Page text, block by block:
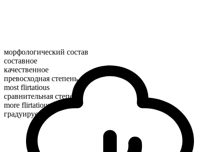
морфологический состав
составное
качественное
превосходная степень
most flirtatious
сравнительная степень
more flirtatious
градуируемое